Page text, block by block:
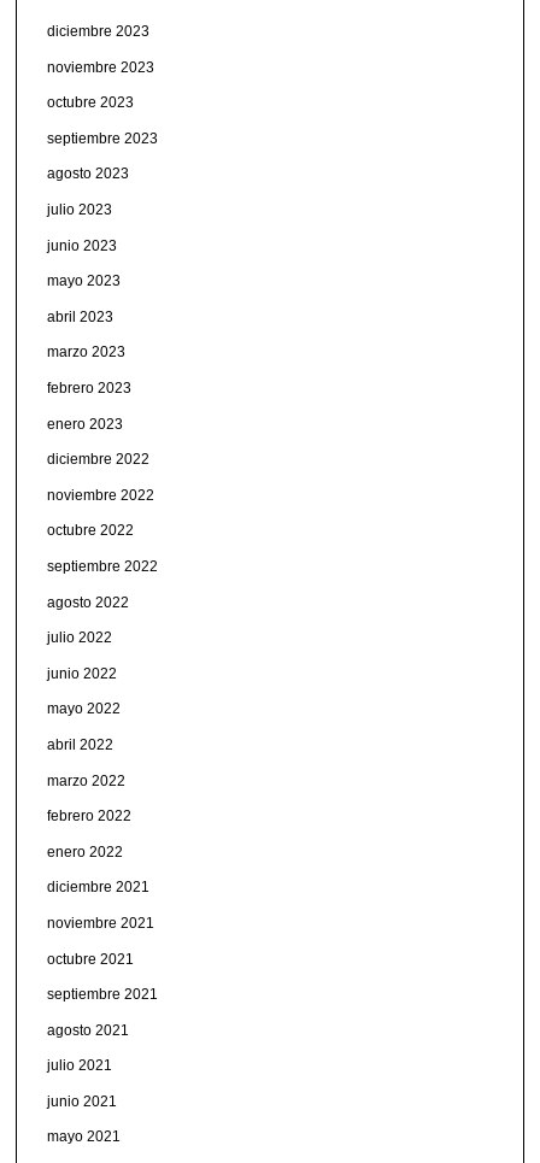
diciembre 2023
noviembre 2023
octubre 2023
septiembre 2023
agosto 2023
julio 2023
junio 2023
mayo 2023
abril 2023
marzo 2023
febrero 2023
enero 2023
diciembre 2022
noviembre 2022
octubre 2022
septiembre 2022
agosto 2022
julio 2022
junio 2022
mayo 2022
abril 2022
marzo 2022
febrero 2022
enero 2022
diciembre 2021
noviembre 2021
octubre 2021
septiembre 2021
agosto 2021
julio 2021
junio 2021
mayo 2021